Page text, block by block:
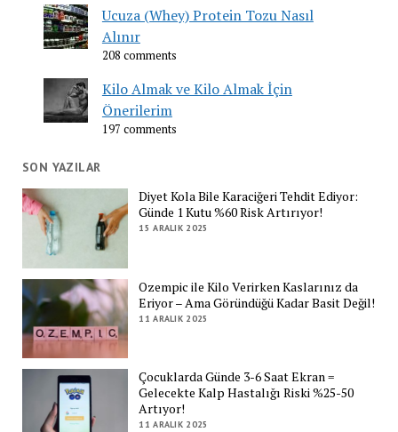
Ucuza (Whey) Protein Tozu Nasıl
Alınır
208 comments
Kilo Almak ve Kilo Almak İçin
Önerilerim
197 comments
SON YAZILAR
Diyet Kola Bile Karaciğeri Tehdit Ediyor:
Günde 1 Kutu %60 Risk Artırıyor!
15 ARALIK 2025
Ozempic ile Kilo Verirken Kaslarınız da
Eriyor – Ama Göründüğü Kadar Basit Değil!
11 ARALIK 2025
Çocuklarda Günde 3-6 Saat Ekran =
Gelecekte Kalp Hastalığı Riski %25-50
Artıyor!
11 ARALIK 2025